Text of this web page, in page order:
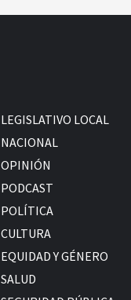
LEGISLATIVO LOCAL
NACIONAL
OPINIÓN
PODCAST
POLÍTICA
CULTURA
EQUIDAD Y GÉNERO
SALUD